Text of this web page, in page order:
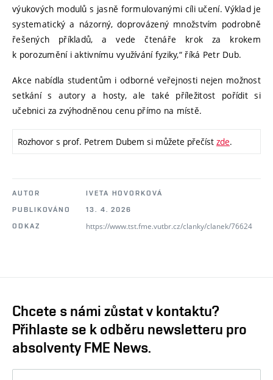
výukových modulů s jasně formulovanými cíli učení. Výklad je
systematický a názorný, doprovázený množstvím podrobně
řešených příkladů, a vede čtenáře krok za krokem
k porozumění i aktivnímu využívání fyziky,“ říká Petr Dub.
Akce nabídla studentům i odborné veřejnosti nejen možnost
setkání s autory a hosty, ale také příležitost pořídit si
učebnici za zvýhodněnou cenu přímo na místě.
Rozhovor s prof. Petrem Dubem si můžete přečíst zde.
AUTOR
IVETA HOVORKOVÁ
PUBLIKOVÁNO
13. 4. 2026
ODKAZ
https://www.tst.fme.vutbr.cz/clanky/clanek/76624
Chcete s námi zůstat v kontaktu?
Přihlaste se k odběru newsletteru pro
absolventy FME News.